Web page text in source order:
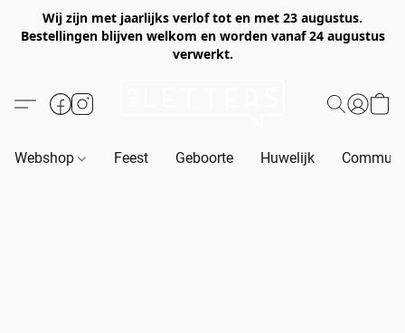
Wij zijn met jaarlijks verlof tot en met 23 augustus.
Bestellingen blijven welkom en worden vanaf 24 augustus
verwerkt.
Webshop Feest Geboorte Huwelijk